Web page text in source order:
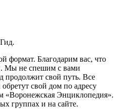
формат. Благодарим вас, что
Мы не спешим с вами
продолжит свой путь. Все
свой дом по адресу
«Воронежская Энциклопедия».
группах и на сайте.